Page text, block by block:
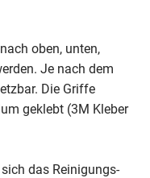
oben, unten,
Je nach dem
Die Griffe
geklebt (3M Kleber
das Reinigungs-